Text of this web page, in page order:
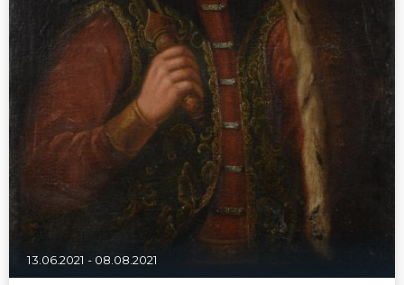
13.06.2021 - 08.08.2021